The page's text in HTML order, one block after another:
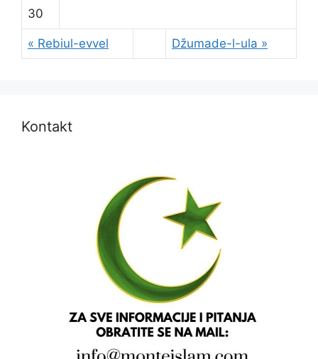
« Rebiul-evvel Džumade-l-ula »
30
Kontakt